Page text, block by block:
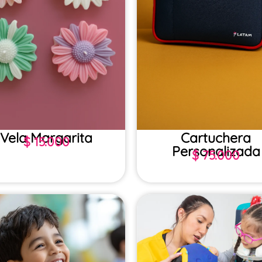
Vela Margarita
$15.000 Cartuchera
Personalizada
$75.000